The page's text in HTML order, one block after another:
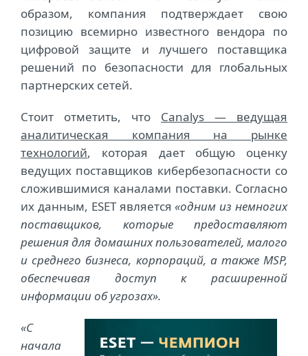
образом, компания подтверждает свою
позицию всемирно известного вендора по
цифровой защите и лучшего поставщика
решений по безопасности для глобальных
партнерских сетей.
Стоит отметить, что Canalys — ведущая
аналитическая компания на рынке
технологий, которая дает общую оценку
ведущих поставщиков кибербезопасности со
сложившимися каналами поставки. Согласно
их данным, ESET является«одним из немногих
поставщиков, которые предоставляют
решения для домашних пользователей, малого
и среднего бизнеса, корпораций, а также MSP,
обеспечивая доступ к расширенной
информации об угрозах».
«С
начала